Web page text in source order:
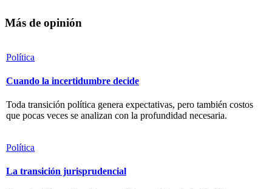
Más de opinión
Política
Cuando la incertidumbre decide
Toda transición política genera expectativas, pero también costos
que pocas veces se analizan con la profundidad necesaria.
Política
La transición jurisprudencial